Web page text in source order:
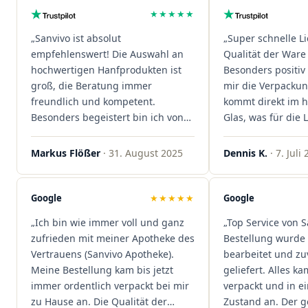
★★★★★
„Sanvivo ist absolut
empfehlenswert! Die Auswahl an
hochwertigen Hanfprodukten ist
groß, die Beratung immer
freundlich und kompetent.
Besonders begeistert bin ich von
der schnellen Rezeptannahme –
alles läuft unkompliziert und
sind extrem zügig, was mir jedes
Mal viel Zeit spart. Man merkt,
Kundenzufriedenheit an erster
Stelle stehen. Vielen Dank an das
Team von Sanvivo – ich bin
rundum begeistert!"
Markus Flößer · 31. August 2025
„Super schnelle
Qualität der
Besonders
mir die
kommt direkt im
Glas, was für die
ist. Ich bestelle
wieder!"
Dennis K. · 7. Juli
Google ★★★★★
„Ich bin wie immer voll und ganz
zufrieden mit meiner Apotheke des
Vertrauens (Sanvivo Apotheke).
Meine Bestellung kam bis jetzt
immer ordentlich verpackt bei mir
zu Hause an. Die Qualität der
Google
„Top Service von
Bestellung wurde
bearbeitet und
geliefert. Alles
verpackt und in
Zustand an. Der